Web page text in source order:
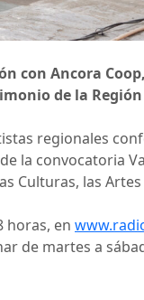
con Ancora
de la
regionales
la convocatoria
Culturas, las
horas, en
de martes a